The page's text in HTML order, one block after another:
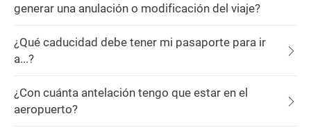
generar una anulación o modificación del viaje?
¿Qué caducidad debe tener mi pasaporte para ir
a...?
¿Con cuánta antelación tengo que estar en el
aeropuerto?